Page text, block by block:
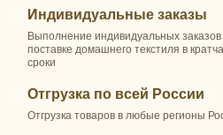
Индивидуальные заказы
Выполнение индивидуальных
поставке домашнего текстиля в
сроки
Отгрузка по всей России
Отгрузка товаров в любые регионы